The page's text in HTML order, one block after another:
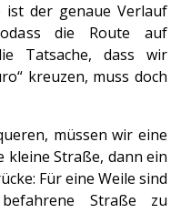
ist der genaue Verlauf
die Route auf
Tatsache, dass wir
kreuzen, muss doch
müssen wir eine
kleine Straße, dann ein
Für eine Weile sind
Straße zu